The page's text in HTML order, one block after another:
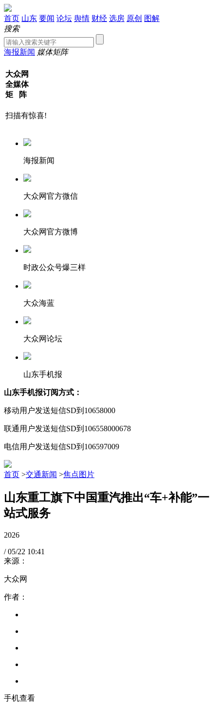
首页 山东 要闻 论坛 舆情 财经 选房 原创 图解
搜索
海报新闻 媒体矩阵
大众网
全媒体
矩 阵
扫描有惊喜!
海报新闻
大众网官方微信
大众网官方微博
时政公众号爆三样
大众海蓝
大众网论坛
山东手机报
山东手机报订阅方式：
移动用户发送短信SD到10658000
联通用户发送短信SD到106558000678
电信用户发送短信SD到106597009
首页 >交通新闻 >焦点图片
山东重工旗下中国重汽推出“车+补能”一
站式服务
2026
/ 05/22 10:41
来源：
大众网
作者：
手机查看